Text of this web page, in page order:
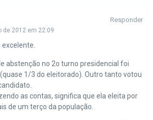
de 2012 em 22:09
Responder
abstenção no 2o turno presidencial foi
1/3 do eleitorado). Outro tanto votou
as contas, significa que ela eleita por
de um terço da população.